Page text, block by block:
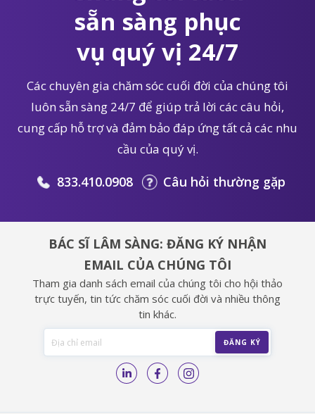
sẵn sàng phục
vụ quý vị 24/7
Các chuyên gia chăm sóc cuối đời của chúng tôi
luôn sẵn sàng 24/7 để giúp trả lời các câu hỏi,
cung cấp hỗ trợ và đảm bảo đáp ứng tất cả các nhu
cầu của quý vị.
833.410.0908 Câu hỏi thường gặp
BÁC SĨ LÂM SÀNG: ĐĂNG KÝ NHẬN
EMAIL CỦA CHÚNG TÔI
Tham gia danh sách email của chúng tôi cho hội thảo
trực tuyến, tin tức chăm sóc cuối đời và nhiều thông
tin khác.